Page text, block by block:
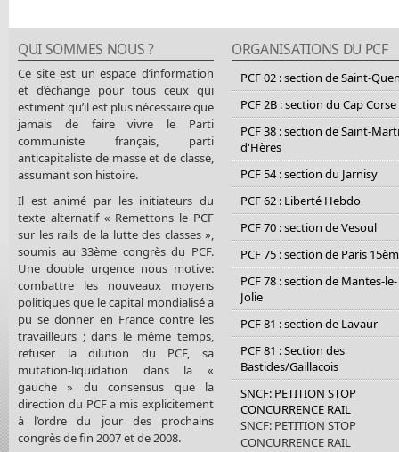
QUI SOMMES NOUS ?
Ce site est un espace d’information
et d’échange pour tous ceux qui
estiment qu’il est plus nécessaire que
jamais de faire vivre le Parti
communiste français, parti
anticapitaliste de masse et de classe,
assumant son histoire.
Il est animé par les initiateurs du
texte alternatif « Remettons le PCF
sur les rails de la lutte des classes »,
soumis au 33ème congrès du PCF.
Une double urgence nous motive:
combattre les nouveaux moyens
politiques que le capital mondialisé a
pu se donner en France contre les
travailleurs ; dans le même temps,
refuser la dilution du PCF, sa
mutation-liquidation dans la «
gauche » du consensus que la
direction du PCF a mis explicitement
à l’ordre du jour des prochains
congrès de fin 2007 et de 2008.
ORGANISATIONS DU PCF
PCF 02 : section de Saint-
PCF 2B : section du Cap Corse
PCF 38 : section de Saint-
d'Hères
PCF 54 : section du Jarnisy
PCF 62 : Liberté Hebdo
PCF 70 : section de Vesoul
PCF 75 : section de Paris
PCF 78 : section de Mantes-le-
Jolie
PCF 81 : section de Lavaur
PCF 81 : Section des
Bastides/Gaillacois
SNCF: PETITION STOP
CONCURRENCE RAIL
SNCF: PETITION STOP
CONCURRENCE RAIL